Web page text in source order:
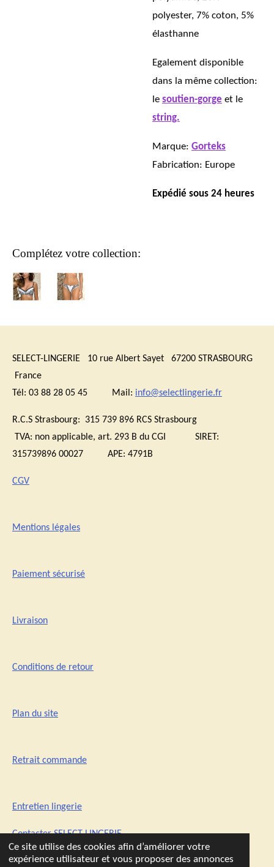
Ce site utilise des cookies afin d’améliorer votre
expérience utilisateur et vous proposer des annonces
polyester, 7% coton, 5%
élasthanne
Egalement disponible
dans la même collection:
le soutien-gorge et le
string.
Marque: Gorteks
Fabrication: Europe
Expédié sous 24 heures
Complétez votre collection:
SELECT-LINGERIE 10 rue Albert Sayet 67200 STRASBOURG
France
Tél: 03 88 28 05 45 Mail: info@selectlingerie.fr
R.C.S Strasbourg: 315 739 896 RCS Strasbourg
TVA: non applicable, art. 293 B du CGI SIRET:
315739896 00027 APE: 4791B
CGV
Mentions légales
Paiement sécurisé
Livraison
Conditions de retour
Plan du site
Retrait commande
Entretien lingerie
Contacter SELECT-LINGERIE